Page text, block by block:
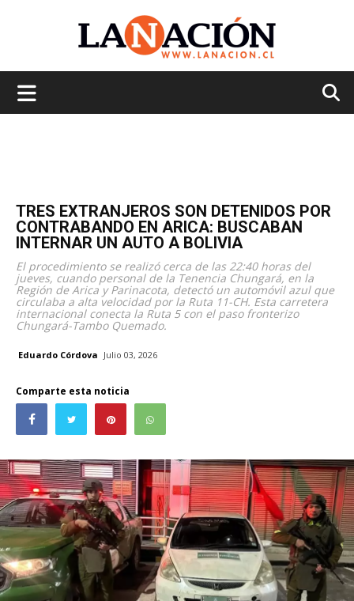
TRES EXTRANJEROS SON DETENIDOS POR
CONTRABANDO EN ARICA: BUSCABAN
INTERNAR UN AUTO A BOLIVIA
El procedimiento se realizó cerca de las 22:40 horas del
jueves, cuando personal de la Tenencia Chungará, en la
Región de Arica y Parinacota, detectó un automóvil azul que
circulaba a alta velocidad por la Ruta 11-CH. Esta carretera
internacional conecta la Ruta 5 con el paso fronterizo
Chungará-Tambo Quemado.
Eduardo Córdova Julio 03, 2026
Comparte esta noticia